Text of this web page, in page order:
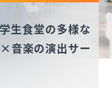
生食堂の多様な
音楽の演出サー